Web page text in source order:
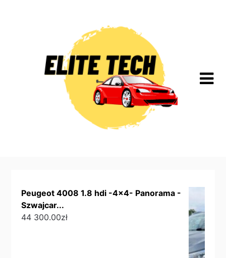
Peugeot 4008 1.8 hdi -4x4- Panorama -
Szwajcar...
44 300.00zł